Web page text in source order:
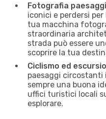
Fotografia
iconici e perdersi
tua macchina
straordinaria
strada può essere
scoprire la tua
Ciclismo ed
paesaggi circostanti
sempre una buona
uffici turistici locali
esplorare.